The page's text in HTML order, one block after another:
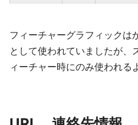
フィーチャーグラフィックは
として使われていましたが、
ィーチャー時にのみ使われる